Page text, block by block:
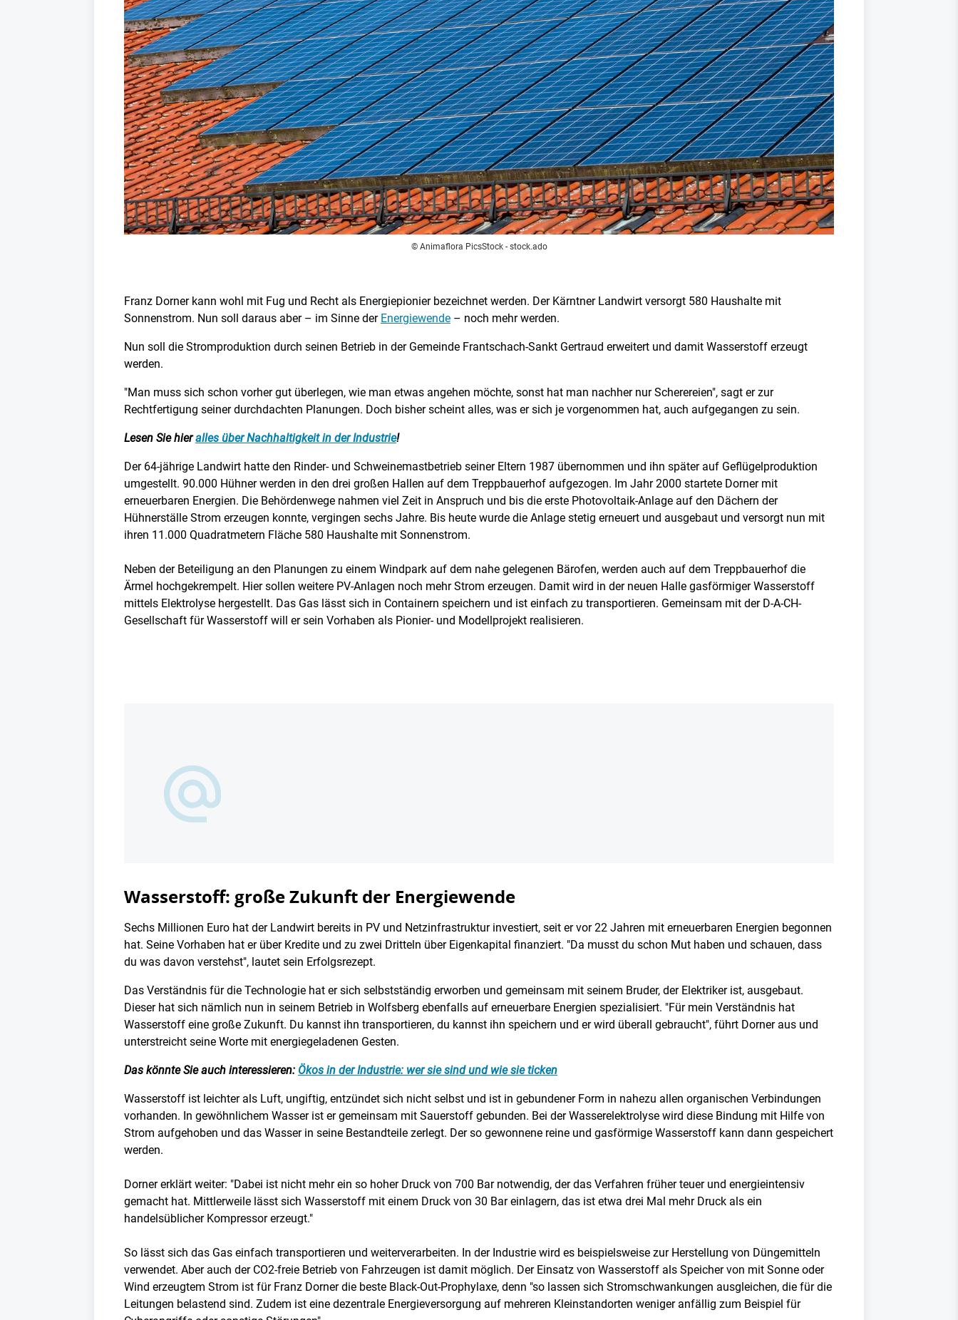
© Animaflora PicsStock - stock.ado
Franz Dorner kann wohl mit Fug und Recht als Energiepionier bezeichnet werden. Der Kärntner Landwirt versorgt 580 Haushalte mit
Sonnenstrom. Nun soll daraus aber – im Sinne der Energiewende – noch mehr werden.
Nun soll die Stromproduktion durch seinen Betrieb in der Gemeinde Frantschach-Sankt Gertraud erweitert und damit Wasserstoff erzeugt
werden.
"Man muss sich schon vorher gut überlegen, wie man etwas angehen möchte, sonst hat man nachher nur Scherereien", sagt er zur
Rechtfertigung seiner durchdachten Planungen. Doch bisher scheint alles, was er sich je vorgenommen hat, auch aufgegangen zu sein.
Lesen Sie hieralles über Nachhaltigkeit in der Industrie!
Der 64-jährige Landwirt hatte den Rinder- und Schweinemastbetrieb seiner Eltern 1987 übernommen und ihn später auf Geflügelproduktion
umgestellt. 90.000 Hühner werden in den drei großen Hallen auf dem Treppbauerhof aufgezogen. Im Jahr 2000 startete Dorner mit
erneuerbaren Energien. Die Behördenwege nahmen viel Zeit in Anspruch und bis die erste Photovoltaik-Anlage auf den Dächern der
Hühnerställe Strom erzeugen konnte, vergingen sechs Jahre. Bis heute wurde die Anlage stetig erneuert und ausgebaut und versorgt nun mit
ihren 11.000 Quadratmetern Fläche 580 Haushalte mit Sonnenstrom.
Neben der Beteiligung an den Planungen zu einem Windpark auf dem nahe gelegenen Bärofen, werden auch auf dem Treppbauerhof die
Ärmel hochgekrempelt. Hier sollen weitere PV-Anlagen noch mehr Strom erzeugen. Damit wird in der neuen Halle gasförmiger Wasserstoff
mittels Elektrolyse hergestellt. Das Gas lässt sich in Containern speichern und ist einfach zu transportieren. Gemeinsam mit der D-A-CH-
Gesellschaft für Wasserstoff will er sein Vorhaben als Pionier- und Modellprojekt realisieren.
Wasserstoff: große Zukunft der Energiewende
Sechs Millionen Euro hat der Landwirt bereits in PV und Netzinfrastruktur investiert, seit er vor 22 Jahren mit erneuerbaren Energien begonnen
hat. Seine Vorhaben hat er über Kredite und zu zwei Dritteln über Eigenkapital finanziert. "Da musst du schon Mut haben und schauen, dass
du was davon verstehst", lautet sein Erfolgsrezept.
Das Verständnis für die Technologie hat er sich selbstständig erworben und gemeinsam mit seinem Bruder, der Elektriker ist, ausgebaut.
Dieser hat sich nämlich nun in seinem Betrieb in Wolfsberg ebenfalls auf erneuerbare Energien spezialisiert. "Für mein Verständnis hat
Wasserstoff eine große Zukunft. Du kannst ihn transportieren, du kannst ihn speichern und er wird überall gebraucht", führt Dorner aus und
unterstreicht seine Worte mit energiegeladenen Gesten.
Das könnte Sie auch interessieren: Ökos in der Industrie: wer sie sind und wie sie ticken
Wasserstoff ist leichter als Luft, ungiftig, entzündet sich nicht selbst und ist in gebundener Form in nahezu allen organischen Verbindungen
vorhanden. In gewöhnlichem Wasser ist er gemeinsam mit Sauerstoff gebunden. Bei der Wasserelektrolyse wird diese Bindung mit Hilfe von
Strom aufgehoben und das Wasser in seine Bestandteile zerlegt. Der so gewonnene reine und gasförmige Wasserstoff kann dann gespeichert
werden.
Dorner erklärt weiter: "Dabei ist nicht mehr ein so hoher Druck von 700 Bar notwendig, der das Verfahren früher teuer und energieintensiv
gemacht hat. Mittlerweile lässt sich Wasserstoff mit einem Druck von 30 Bar einlagern, das ist etwa drei Mal mehr Druck als ein
handelsüblicher Kompressor erzeugt."
So lässt sich das Gas einfach transportieren und weiterverarbeiten. In der Industrie wird es beispielsweise zur Herstellung von Düngemitteln
verwendet. Aber auch der CO2-freie Betrieb von Fahrzeugen ist damit möglich. Der Einsatz von Wasserstoff als Speicher von mit Sonne oder
Wind erzeugtem Strom ist für Franz Dorner die beste Black-Out-Prophylaxe, denn "so lassen sich Stromschwankungen ausgleichen, die für die
Leitungen belastend sind. Zudem ist eine dezentrale Energieversorgung auf mehreren Kleinstandorten weniger anfällig zum Beispiel für